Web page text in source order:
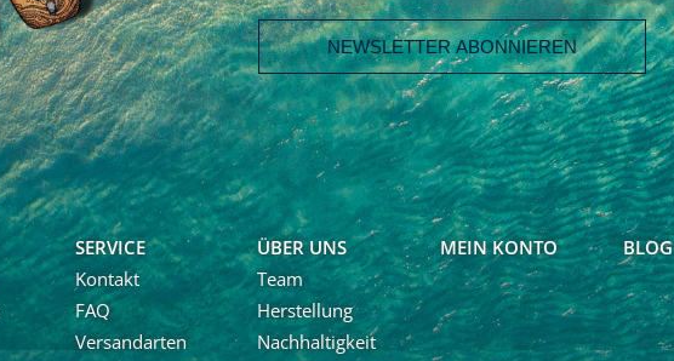
E-Mail Adresse
Vorname
Nachname
Ja, ich möchte den Newsletter von
Calaboards erhalten und regelmäßig mit
SERVICE
Kontakt
FAQ
Versandarten
ÜBER UNS
Team
Herstellung
Nachhaltigkeit
MEIN KONTO BLOG